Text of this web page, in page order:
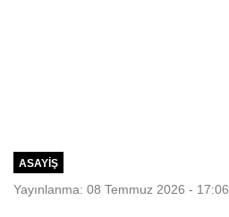
ASAYIŞ
Yayınlanma: 08 Temmuz 2026 - 17:06